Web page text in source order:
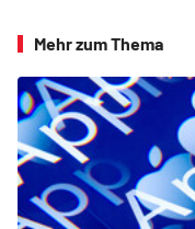
Mehr zum Thema